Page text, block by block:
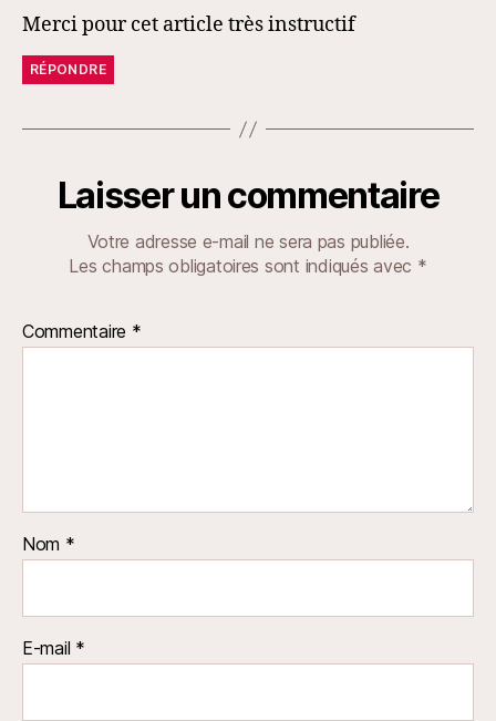
Merci pour cet article très instructif
RÉPONDRE
Laisser un commentaire
Votre adresse e-mail ne sera pas publiée.
Les champs obligatoires sont indiqués avec *
Commentaire *
Nom *
E-mail *